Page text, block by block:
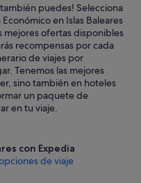
puedes! Selecciona
en Islas Baleares
mejores ofertas disponibles
recompensas por cada
de viajes por
Tenemos las mejores
sino también en hoteles
un paquete de
en tu viaje.
con Expedia
de viaje